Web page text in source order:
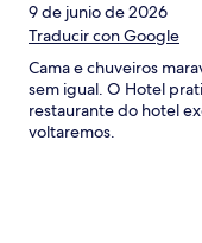
9 de junio de 2026
Traducir con Google
Cama e chuveiros
sem igual. O Hotel
restaurante do hotel
voltaremos.